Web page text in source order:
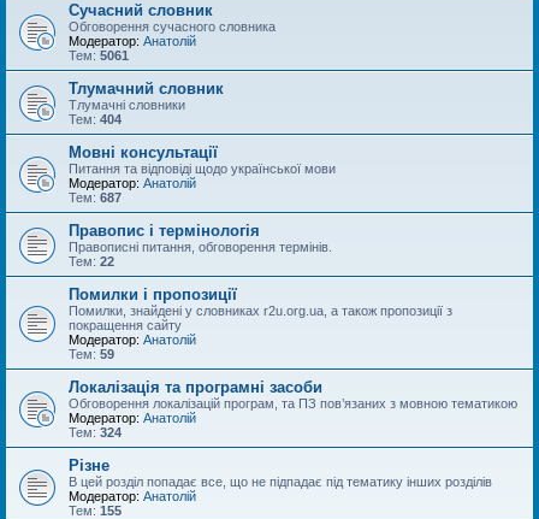
Сучасний словник
Обговорення сучасного словника
Модератор: Анатолій
Тем: 5061
Тлумачний словник
Тлумачні словники
Тем: 404
Мовні консультації
Питання та відповіді щодо української мови
Модератор: Анатолій
Тем: 687
Правопис і термінологія
Правописні питання, обговорення термінів.
Тем: 22
Помилки і пропозиції
Помилки, знайдені у словниках r2u.org.ua, а також пропозиції з
покращення сайту
Модератор: Анатолій
Тем: 59
Локалізація та програмні засоби
Обговорення локалізацій програм, та ПЗ пов’язаних з мовною тематикою
Модератор: Анатолій
Тем: 324
Різне
В цей розділ попадає все, що не підпадає під тематику інших розділів
Модератор: Анатолій
Тем: 155